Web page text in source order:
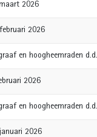
2026
2026
en hoogheemraden
2026
en hoogheemraden
2026